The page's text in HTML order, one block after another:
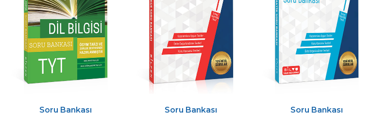
Soru Bankası
Soru Bankası
Soru Bankası